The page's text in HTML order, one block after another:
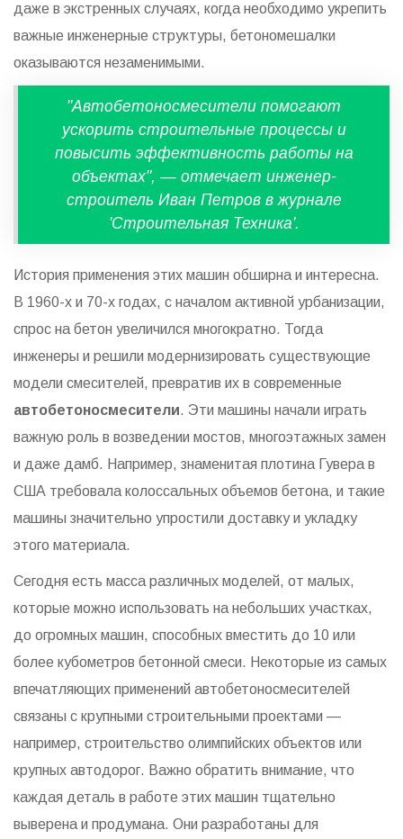
даже в экстренных случаях, когда необходимо укрепить
важные инженерные структуры, бетономешалки
оказываются незаменимыми.
"Автобетоносмесители помогают
ускорить строительные процессы и
повысить эффективность работы на
объектах", — отмечает инженер-
строитель Иван Петров в журнале
'Строительная Техника'.
История применения этих машин обширна и интересна.
В 1960-х и 70-х годах, с началом активной урбанизации,
спрос на бетон увеличился многократно. Тогда
инженеры и решили модернизировать существующие
модели смесителей, превратив их в современные
автобетоносмесители. Эти машины начали играть
важную роль в возведении мостов, многоэтажных замен
и даже дамб. Например, знаменитая плотина Гувера в
США требовала колоссальных объемов бетона, и такие
машины значительно упростили доставку и укладку
этого материала.
Сегодня есть масса различных моделей, от малых,
которые можно использовать на небольших участках,
до огромных машин, способных вместить до 10 или
более кубометров бетонной смеси. Некоторые из самых
впечатляющих применений автобетоносмесителей
связаны с крупными строительными проектами —
например, строительство олимпийских объектов или
крупных автодорог. Важно обратить внимание, что
каждая деталь в работе этих машин тщательно
выверена и продумана. Они разработаны для